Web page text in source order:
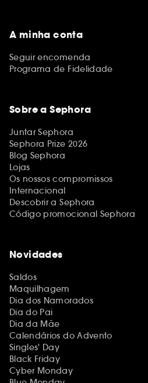
A minha conta
Seguir encomenda
Programa de Fidelidade
Sobre a Sephora
Juntar Sephora
Sephora Prize 2026
Blog Sephora
Lojas
Os nossos compromissos
Internacional
Descobrir a Sephora
Código promocional Sephora
Novidades
Saldos
Maquilhagem
Dia dos Namorados
Dia do Pai
Dia da Mãe
Calendários do Advento
Singles' Day
Black Friday
Cyber Monday